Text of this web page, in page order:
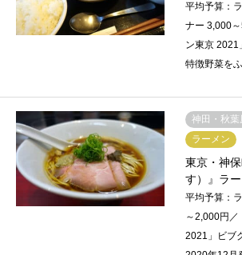
平均予算：
ナー 3,000
ン東京
特徴野菜を
神田・秋葉
ラーメン
東京・神
す）』ラ
平均予算：
～2,000円／
2021」ビブ